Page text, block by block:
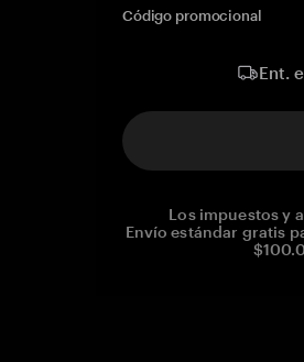
Código promocional
Ent.
Los impuestos y
Envío estándar gratis